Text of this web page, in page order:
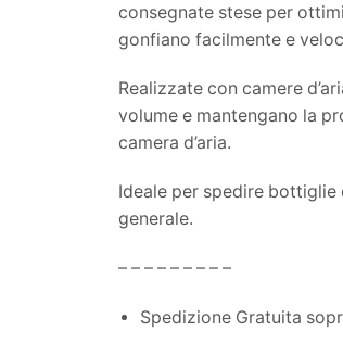
consegnate stese per
gonfiano facilmente e
Realizzate con camere
volume e mantengano la
camera d’aria.
Ideale per spedire
generale.
– – – – – – – – –
Spedizione Gratuita